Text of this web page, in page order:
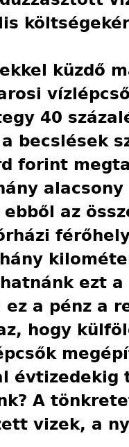
küzdő
40
becslések
forint
az
ezt a
a pénz a
hogy
évtizedekig
A
vizek, a